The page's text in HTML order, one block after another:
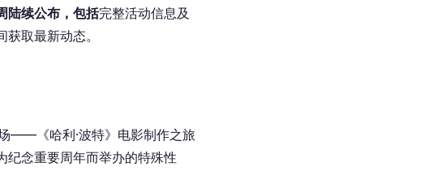
陆续公布，包括完整活动信息及
取最新动态。
——《哈利·波特》电影制作之旅
纪念重要周年而举办的特殊性